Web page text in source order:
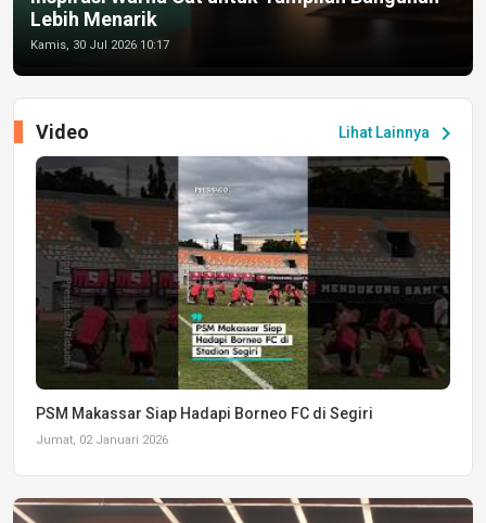
Lebih Menarik
Kamis, 30 Jul 2026 10:17
Lihat Lainnya chevron_right
Video
PSM Makassar Siap Hadapi Borneo FC di Segiri
Jumat, 02 Januari 2026